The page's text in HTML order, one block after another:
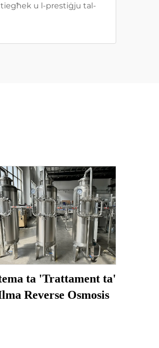
u l-prestiġju tal-
ta 'Trattament ta'
Reverse Osmosis